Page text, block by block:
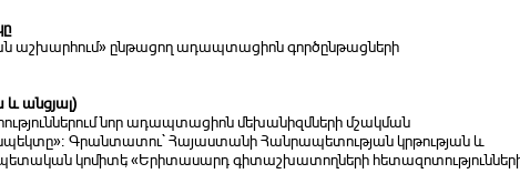
աշխարհում» ընթացող ադապտացիոն գործընթացների
և անցյալ)
նոր ադապտացիոն մեխանիզմների մշակման
Գրանտատու` Հայաստանի Հանրապետության կրթության և
կոմիտե‚ «Երիտասարդ գիտաշխատողների